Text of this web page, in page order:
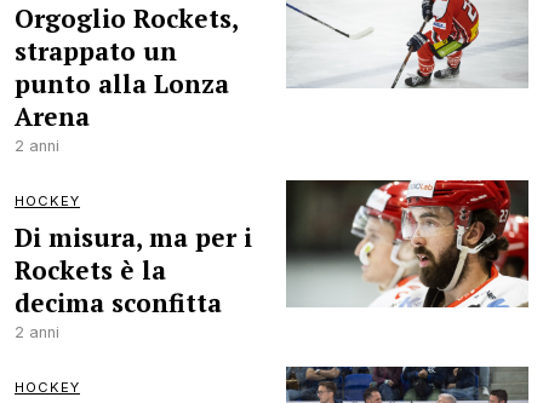
Orgoglio Rockets,
strappato un
punto alla Lonza
Arena
2 anni
HOCKEY
Di misura, ma per i
Rockets è la
decima sconfitta
2 anni
HOCKEY